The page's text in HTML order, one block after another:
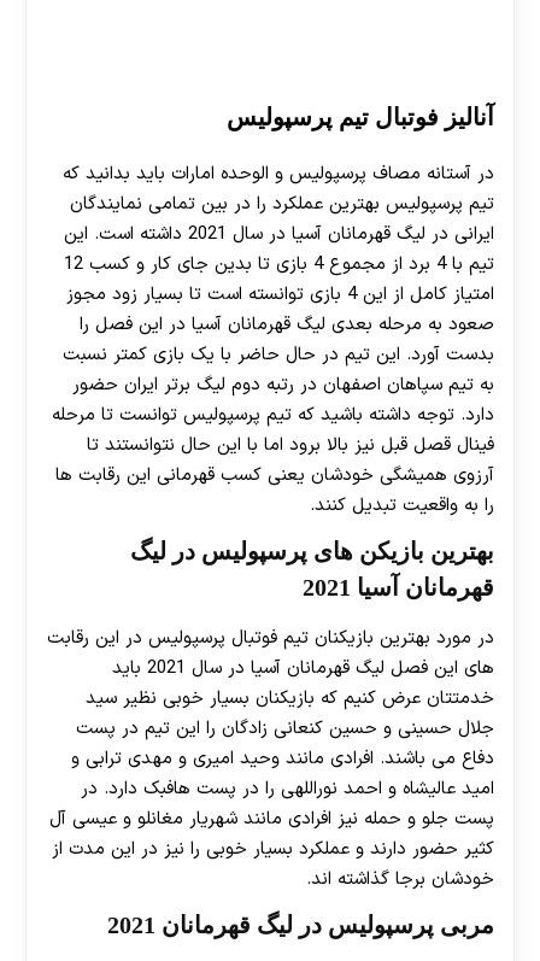
30 تا 50 درصد شارژ هدیه بیشتر فقط با ثبت نام در
هات بت
آنالیز فوتبال تیم پرسپولیس
در آستانه مصاف پرسپولیس و الوحده امارات باید بدانید که
تیم پرسپولیس بهترین عملکرد را در بین تمامی نمایندگان
ایرانی در لیگ قهرمانان آسیا در سال 2021 داشته است. این
تیم با 4 برد از مجموع 4 بازی تا بدین جای کار و کسب 12
امتیاز کامل از این 4 بازی توانسته است تا بسیار زود مجوز
صعود به مرحله بعدی لیگ قهرمانان آسیا در این فصل را
بدست آورد. این تیم در حال حاضر با یک بازی کمتر نسبت
به تیم سپاهان اصفهان در رتبه دوم لیگ برتر ایران حضور
دارد. توجه داشته باشید که تیم پرسپولیس توانست تا مرحله
فینال قصل قبل نیز بالا برود اما با این حال نتوانستند تا
آرزوی همیشگی خودشان یعنی کسب قهرمانی این رقابت ها
را به واقعیت تبدیل کنند.
بهترین بازیکن های پرسپولیس در لیگ
قهرمانان آسیا 2021
در مورد بهترین بازیکنان تیم فوتبال پرسپولیس در این رقابت
های این فصل لیگ قهرمانان آسیا در سال 2021 باید
خدمتتان عرض کنیم که بازیکنان بسیار خوبی نظیر سید
جلال حسینی و حسین کنعانی زادگان را این تیم در پست
دفاع می باشند. افرادی مانند وحید امیری و مهدی ترابی و
امید عالیشاه و احمد نوراللهی را در پست هافبک دارد. در
پست جلو و حمله نیز افرادی مانند شهریار مغانلو و عیسی آل
کثیر حضور دارند و عملکرد بسیار خوبی را نیز در این مدت از
خودشان برجا گذاشته اند.
مربی پرسپولیس در لیگ قهرمانان 2021